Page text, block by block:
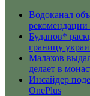
Водоканал
рекомендации
Буданов*
границу
Малахов
делает в
Инсайдер
OnePlus